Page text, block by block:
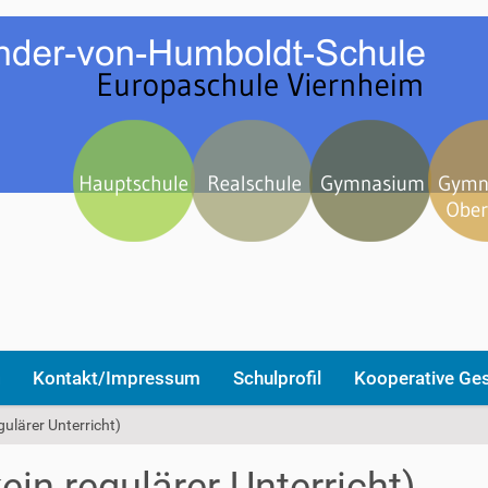
Kontakt/Impressum Schulprofil Kooperative
Unterricht)